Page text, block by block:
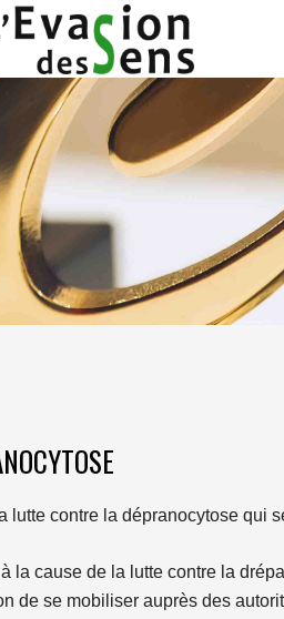
contre la dépranocytose qui
la cause de la lutte contre la
de se mobiliser auprès des